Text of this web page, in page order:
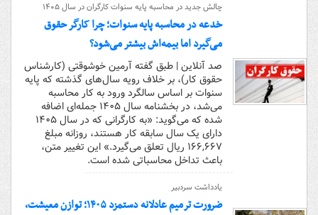
چالش جدید در محاسبه پایه سنوات کارگران در سال ۱۴۰۵
خدعه در محاسبه پایه سنوات؛ چرا کارگر حقوق
می‌گیرد اما بیمه‌اش بیشتر می‌شود؟
صد آنلاین | طبق گفته آرمین خوشوقتی (کارشناس
حقوق کار)، بر خلاف رویه سال‌های گذشته که پایه
سنوات بر اساس سالگرد ورود به کار محاسبه
می‌شد، در بخشنامه سال ۱۴۰۵ جمله‌ای اضافه
شده که می‌گوید: «به کارگرانی که در سال ۱۴۰۵
دارای یک سال سابقه کار هستند، روزانه مبلغ
۱۶۶,۶۶۷ ریال تعلق می‌گیرد.» این تغییر متن،
باعث تداخل محاسباتی شده است.
یادداشت سردبیر
ضرورت ترمیم عادلانه دستمزد ۱۴۰۵؛ توازن معیشت،